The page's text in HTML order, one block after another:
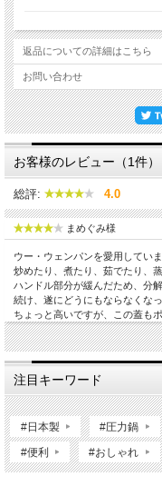
返品についての詳細はこちら
お問い合わせ
お客様のレビュー（1件）
総評: 4.0
まめぐみ様
ウー・ウェンパンを愛用していま
炒めたり、煮たり、茹でたり、
ハンドル部分が緩んだため、分
続け、遂にどうにもならなくな
ちょっと高いですが、この蓋も
注目キーワード
#日本製 #圧力鍋
#便利 #おしゃれ